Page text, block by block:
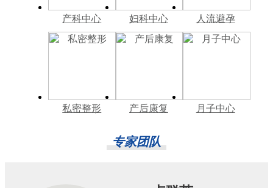
产科中心 妇科中心 人流避孕
私密整形 产后康复 月子中心
专家团队